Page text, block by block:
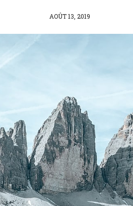
POSTED
AOÛT 13, 2019